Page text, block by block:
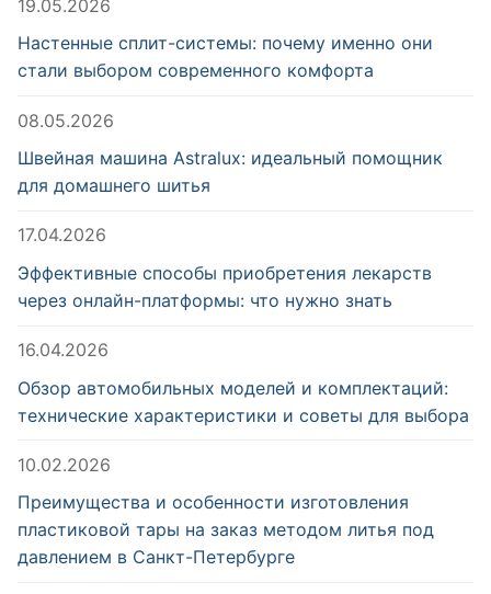
19.05.2026
Настенные сплит-системы: почему именно они
стали выбором современного комфорта
08.05.2026
Швейная машина Astralux: идеальный помощник
для домашнего шитья
17.04.2026
Эффективные способы приобретения лекарств
через онлайн-платформы: что нужно знать
16.04.2026
Обзор автомобильных моделей и комплектаций:
технические характеристики и советы для выбора
10.02.2026
Преимущества и особенности изготовления
пластиковой тары на заказ методом литья под
давлением в Санкт-Петербурге